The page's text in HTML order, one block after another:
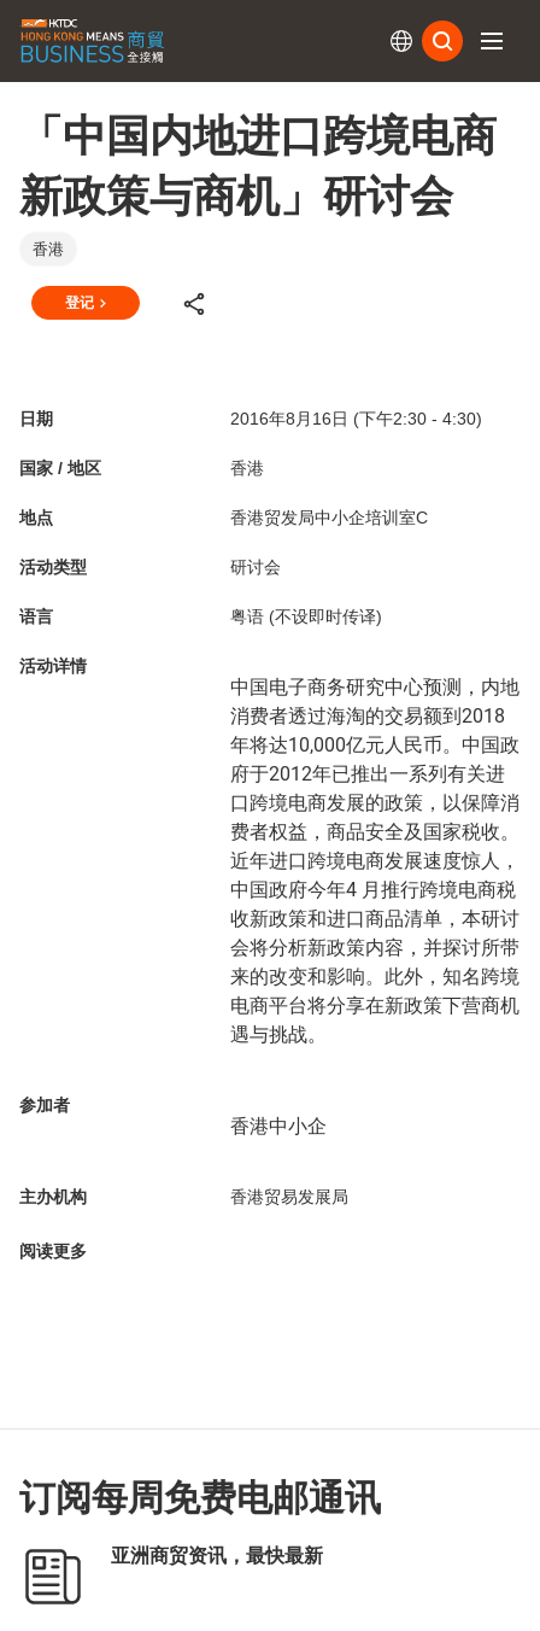
「中国内地进口跨境电商
新政策与商机」研讨会
香港
登记
日期 2016年8月16日 (下午2:30 - 4:30)
国家 / 地区 香港
地点 香港贸发局中小企培训室C
活动类型 研讨会
语言 粤语 (不设即时传译)
活动详情
中国电子商务研究中心预测，内地
消费者透过海淘的交易额到2018
年将达10,000亿元人民币。中国政
府于2012年已推出一系列有关进
口跨境电商发展的政策，以保障消
费者权益，商品安全及国家税收。
近年进口跨境电商发展速度惊人，
中国政府今年4 月推行跨境电商税
收新政策和进口商品清单，本研讨
会将分析新政策内容，并探讨所带
来的改变和影响。此外，知名跨境
电商平台将分享在新政策下营商机
遇与挑战。
参加者
香港中小企
主办机构 香港贸易发展局
阅读更多
订阅每周免费电邮通讯
亚洲商贸资讯，最快最新